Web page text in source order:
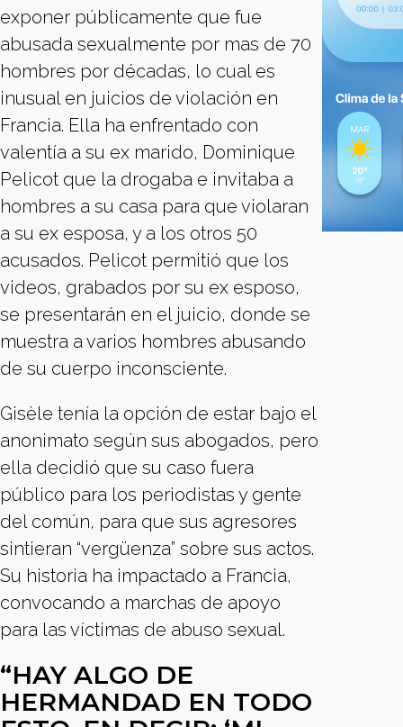
exponer públicamente que fue
abusada sexualmente por mas de 70
hombres por décadas, lo cual es
inusual en juicios de violación en
Francia. Ella ha enfrentado con
valentía a su ex marido, Dominique
Pelicot que la drogaba e invitaba a
hombres a su casa para que violaran
a su ex esposa, y a los otros 50
acusados. Pelicot permitió que los
videos, grabados por su ex esposo,
se presentarán en el juicio, donde se
muestra a varios hombres abusando
de su cuerpo inconsciente.
Gisèle tenía la opción de estar bajo el
anonimato según sus abogados, pero
ella decidió que su caso fuera
público para los periodistas y gente
del común, para que sus agresores
sintieran “vergüenza” sobre sus actos.
Su historia ha impactado a Francia,
convocando a marchas de apoyo
para las víctimas de abuso sexual.
“HAY ALGO DE
HERMANDAD EN TODO